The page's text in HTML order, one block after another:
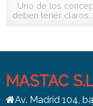
Uno de los
deben tener claros…
MASTAC
Av. Madrid 104,